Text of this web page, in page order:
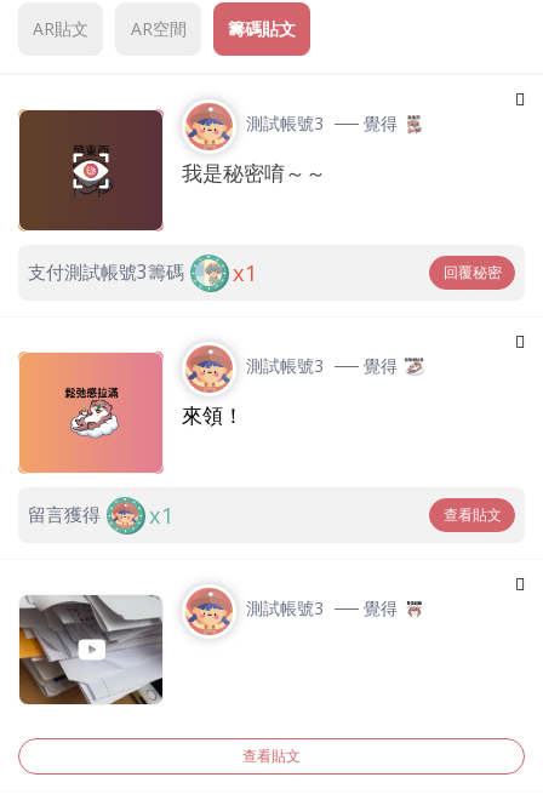
AR貼文 AR空間 籌碼貼文
測試帳號3 ── 覺得
我是秘密唷～～
支付測試帳號3籌碼 x1 回覆秘密
測試帳號3 ── 覺得
來領！
留言獲得 x1 查看貼文
測試帳號3 ── 覺得
查看貼文